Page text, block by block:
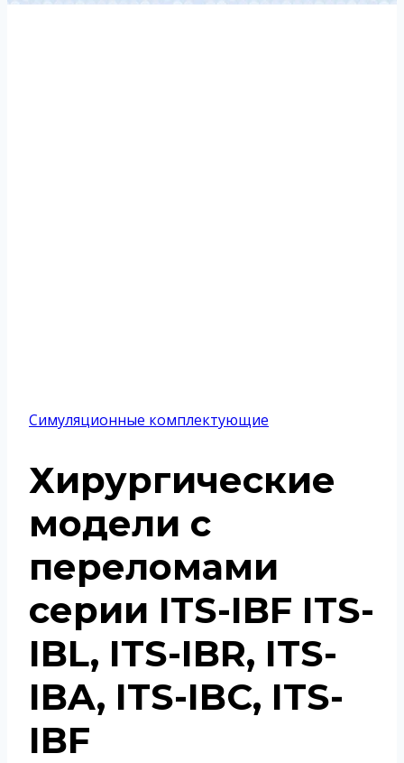
Симуляционные комплектующие
Хирургические
модели с
переломами
серии ITS-IBF ITS-
IBL, ITS-IBR, ITS-
IBA, ITS-IBC, ITS-
IBF